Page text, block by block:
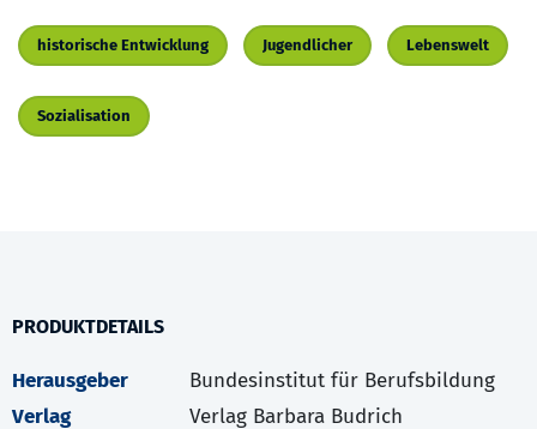
historische Entwicklung Jugendlicher Lebenswelt
Sozialisation
PRODUKTDETAILS
Herausgeber
Bundesinstitut für Berufsbildung
Verlag
Verlag Barbara Budrich